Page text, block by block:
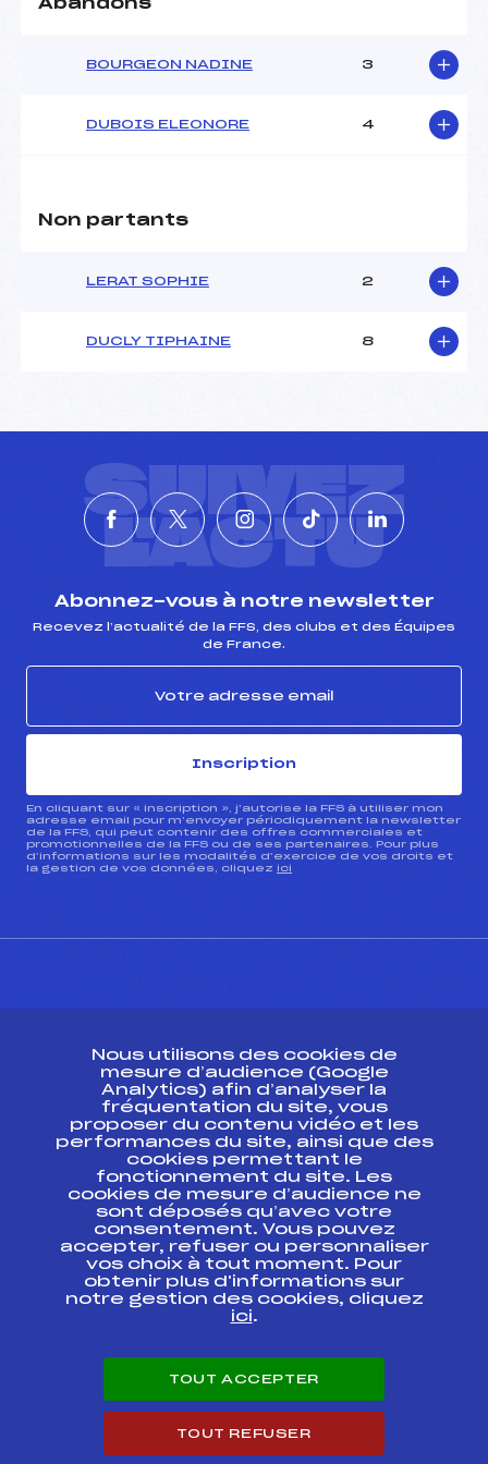
FAURE (DA)
Ouvreurs C :
FRAUDEAU (DA)
Ouvreurs E :
Nombre de portes :
40
COSTA (DA)
Ouvreurs A :
VICAT (DA)
Température départ :
Température arrivée :
Catégorie :
U21->C
Abandons
BOURGEON NADINE 3
DUBOIS ELEONORE 4
Non partants
LERAT SOPHIE 2
DUCLY TIPHAINE 8
SUIVEZ
L'ACTU
Abonnez-vous à notre newsletter
Recevez l’actualité de la FFS, des clubs et des Équipes
de France.
Inscription
En cliquant sur « inscription », j’autorise la FFS à utiliser mon
adresse email pour m’envoyer périodiquement la newsletter
de la FFS, qui peut contenir des offres commerciales et
promotionnelles de la FFS ou de ses partenaires. Pour plus
d’informations sur les modalités d’exercice de vos droits et
la gestion de vos données, cliquez ici
Ressources
Pass’Neige
Projet sportif fédéral
Projet de performance fédéral
Antidopage
Pôle Développement, Formation, Suivi
Scientifique
Listes ministérielles
Pôle vie de l’athlète
Enseignement professionnel
Carrières
Nous utilisons des cookies de
mesure d’audience (Google
Analytics) afin d’analyser la
fréquentation du site, vous
proposer du contenu vidéo et les
performances du site, ainsi que des
cookies permettant le
fonctionnement du site. Les
cookies de mesure d’audience ne
sont déposés qu’avec votre
consentement. Vous pouvez
accepter, refuser ou personnaliser
vos choix à tout moment. Pour
obtenir plus d'informations sur
notre gestion des cookies, cliquez
ici.
TOUT ACCEPTER
TOUT REFUSER